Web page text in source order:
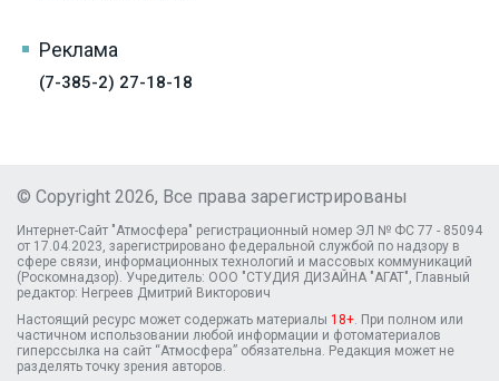
Реклама
(7-385-2) 27-18-18
© Copyright 2026, Все права зарегистрированы
Интернет-Сайт "Атмосфера" регистрационный номер ЭЛ № ФС 77 - 85094
от 17.04.2023, зарегистрировано федеральной службой по надзору в
сфере связи, информационных технологий и массовых коммуникаций
(Роскомнадзор). Учредитель: ООО "СТУДИЯ ДИЗАЙНА "АГАТ", Главный
редактор: Негреев Дмитрий Викторович
Настоящий ресурс может содержать материалы 18+ . При полном или
частичном использовании любой информации и фотоматериалов
гиперссылка на сайт “Атмосфера” обязательна. Редакция может не
разделять точку зрения авторов.